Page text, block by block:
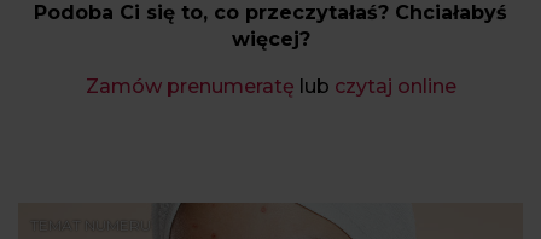
Podoba Ci się to, co przeczytałaś? Chciałabyś
więcej?
Zamów prenumeratę lub czytaj online
TEMAT NUMERU